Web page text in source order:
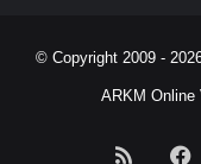
© Copyright 2009 -
ARKM Online
RSS